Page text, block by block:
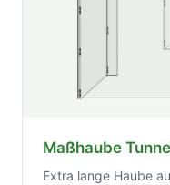
Maßhaube
Extra lange Haube